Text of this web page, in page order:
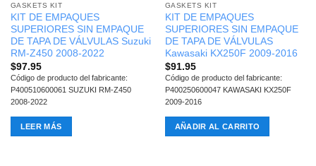
GASKETS KIT
KIT DE EMPAQUES
SUPERIORES SIN EMPAQUE
DE TAPA DE VÁLVULAS Suzuki
RM-Z450 2008-2022
$97.95
Código de producto del fabricante:
P400510600061 SUZUKI RM-Z450
2008-2022
LEER MÁS
GASKETS KIT
KIT DE EMPAQUES
SUPERIORES SIN EMPAQUE
DE TAPA DE VÁLVULAS
Kawasaki KX250F 2009-2016
$91.95
Código de producto del fabricante:
P400250600047 KAWASAKI KX250F
2009-2016
AÑADIR AL CARRITO